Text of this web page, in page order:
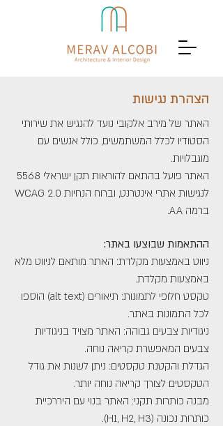
הצהרת נגישות
האתר של מירב אלקובי נועד להנגיש את שירותי
הסטודיו לכלל המשתמשים, כולל אנשים עם
מוגבלויות.
האתר פועל בהתאם להוראות תקן ישראלי 5568
לנגישות אתרי אינטרנט, וברוח הנחיות WCAG 2.0
ברמה AA.
ההתאמות שבוצעו באתר:
ניווט באמצעות מקלדת: האתר מותאם לניווט מלא
באמצעות מקלדת.
טקסט חלופי לתמונות: תיאורים (alt text) הוספו
לכל התמונות באתר.
ניגודיות צבעים גבוהה: האתר מצויד בניגודיות
צבעים המאפשרת קריאה נוחה.
הגדלת והקטנת טקסטים: ניתן לשנות את גודל
הטקסטים לצורך קריאה נוחה יותר.
מבנה כותרות תקני: האתר בנוי עם היררכיית
כותרות נכונה (H1, H2, H3).